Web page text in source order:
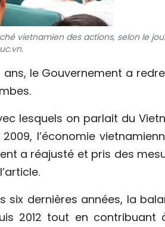
vietnamien des actions, selon le
le Gouvernement a
lesquels on parlait du
l’économie
a réajusté et pris des
dernières années, la
2012 tout en contribuant